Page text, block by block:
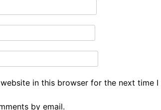
in this browser for the next time I
by email.